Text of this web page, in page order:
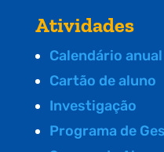
Atividades
Calendário anual
Cartão de aluno
Investigação
Programa de